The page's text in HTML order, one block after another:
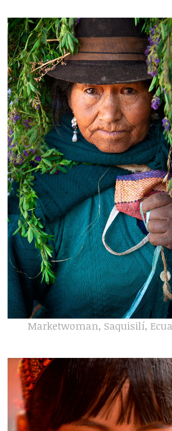
Marketwoman, Saquisilí,